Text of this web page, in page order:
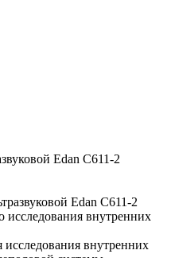
Edan C611‐2
Edan C611‐2
исследования внутренних
внутренних